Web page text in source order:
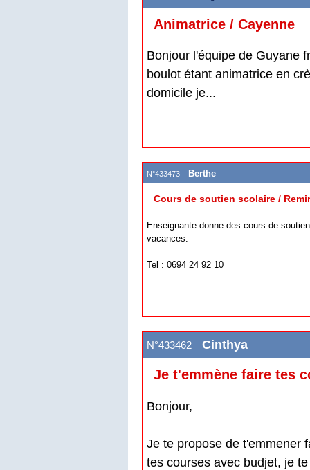
Animatrice / Cayenne
Bonjour l'équipe de Guyane
boulot étant animatrice en
domicile je...
N°433473 Berthe
Cours de soutien scolaire /
Enseignante donne des cours de
vacances.
Tel : 0694 24 92 10
N°433462 Cinthya
Je t'emmène faire tes
Bonjour,
Je te propose de t'emmener
tes courses avec budjet, je